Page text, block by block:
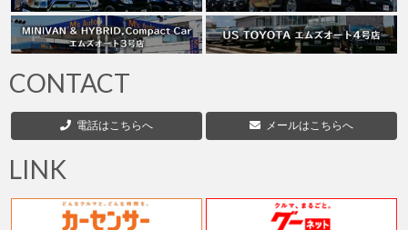
CONTACT
電話はこちらへ メールはこちらへ
LINK